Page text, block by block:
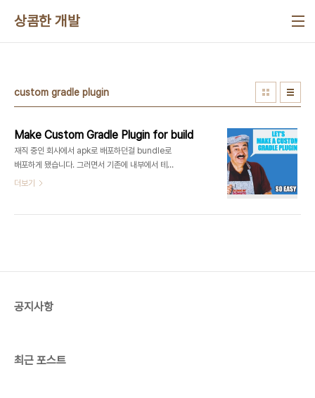
상콤한 개발
custom gradle plugin
Make Custom Gradle Plugin for build
재직 중인 회사에서 apk로 배포하던걸 bundle로
배포하게 됐습니다. 그러면서 기존에 내부에서 테스
트를 위해서 사용하던 Fabric Beta(apk파일만 지
을 firebase functions로 구현된 api 호출 ->
더보기
공지사항
최근 포스트